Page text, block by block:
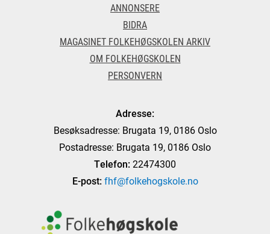
ANNONSERE
BIDRA
MAGASINET FOLKEHØGSKOLEN ARKIV
OM FOLKEHØGSKOLEN
PERSONVERN
Adresse:
Besøksadresse: Brugata 19, 0186 Oslo
Postadresse: Brugata 19, 0186 Oslo
Telefon: 22474300
E-post: fhf@folkehogskole.no